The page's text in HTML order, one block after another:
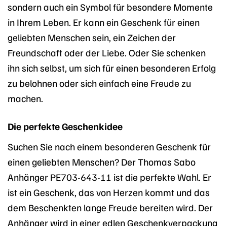
sondern auch ein Symbol für besondere Momente
in Ihrem Leben. Er kann ein Geschenk für einen
geliebten Menschen sein, ein Zeichen der
Freundschaft oder der Liebe. Oder Sie schenken
ihn sich selbst, um sich für einen besonderen Erfolg
zu belohnen oder sich einfach eine Freude zu
machen.
Die perfekte Geschenkidee
Suchen Sie nach einem besonderen Geschenk für
einen geliebten Menschen? Der Thomas Sabo
Anhänger PE703-643-11 ist die perfekte Wahl. Er
ist ein Geschenk, das von Herzen kommt und das
dem Beschenkten lange Freude bereiten wird. Der
Anhänger wird in einer edlen Geschenkverpackung